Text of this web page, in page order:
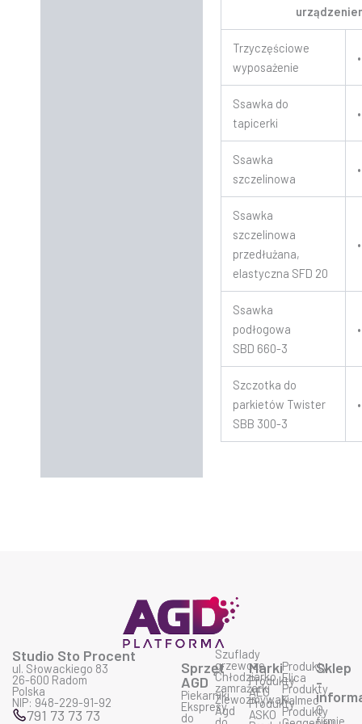
Trzyczęściowe
wyposażenie
•
Ssawka do
tapicerki
•
Ssawka
szczelinowa
•
Ssawka
szczelinowa
przedłużana,
elastyczna SFD 20
•
Ssawka
podłogowa
SBD 660-3
•
Szczotka do
parkietów Twister
SBB 300-3
•
Studio Sto Procent
ul. Słowackiego 83
26-600 Radom
Polska
NIP: 948-229-91-92
791 73 73 73
Sprzęt
AGD
Piekarniki
Ekspresy
do
Szuflady
grzewcze
Chłodziarko
zamrażarki
Zlewozmywaki
Agd
Marki
Produkty
AEG
Produkty
ASKO
Produkty
Elica
Produkty
Falmec
Produkty
Sklep
-
O
firmie